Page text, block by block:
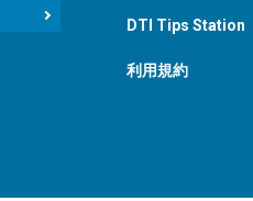
DTI Tips Station
利用規約